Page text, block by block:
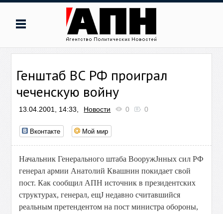
Генштаб ВС РФ проиграл
чеченскую войну
13.04.2001, 14:33, Новости 0 0
Вконтакте Мой мир
Начальник Генерального штаба ВооружЈнных сил РФ
генерал армии Анатолий Квашнин покидает свой
пост. Как сообщил АПН источник в президентских
структурах, генерал, ещЈ недавно считавшийся
реальным претендентом на пост министра обороны,